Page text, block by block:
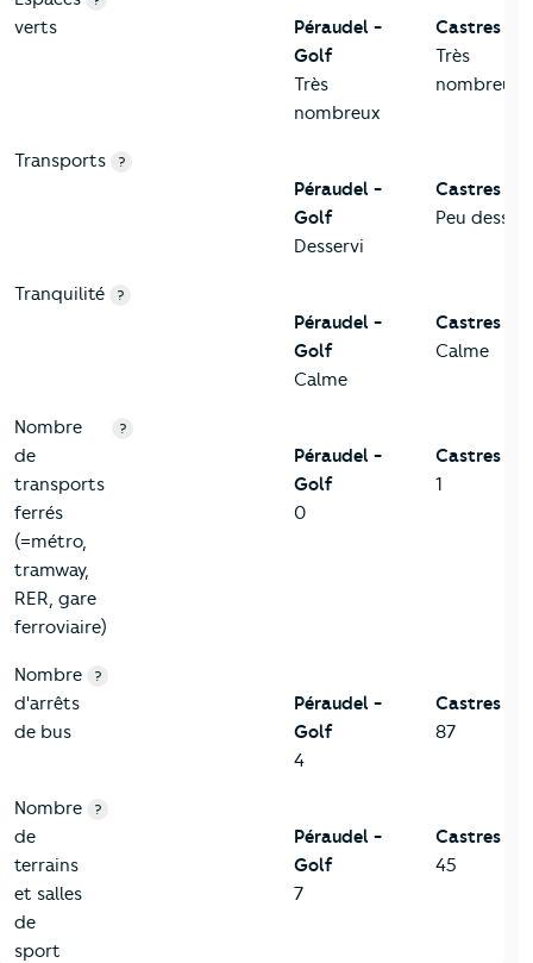
verts
Péraudel -
Golf
Très
nombreux
Castres
Très
nombreux
Transports ?
Péraudel -
Golf
Desservi
Castres
Peu
Tranquilité ?
Péraudel -
Golf
Calme
Castres
Calme
Nombre
de
transports
ferrés
(=métro,
tramway,
RER, gare
ferroviaire)
?
Péraudel -
Golf
0
Castres
1
Nombre
d'arrêts
de bus
?
Péraudel -
Golf
4
Castres
87
Nombre
de
terrains
et salles
de
sport
?
Péraudel -
Golf
7
Castres
45